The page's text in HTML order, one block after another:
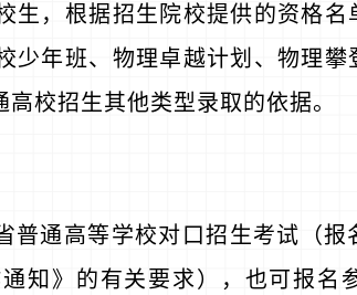
生，根据招生院校提供的资格
少年班、物理卓越计划、物理
校招生其他类型录取的依据。
普通高等学校对口招生考试（
知》的有关要求），也可报名